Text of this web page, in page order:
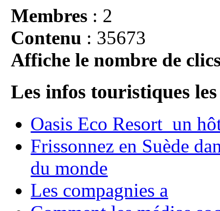
Membres : 2
Contenu : 35673
Affiche le nombre de
Les infos touristiques
Oasis Eco Resort un
Frissonnez en Suède
du monde
Les compagnies a